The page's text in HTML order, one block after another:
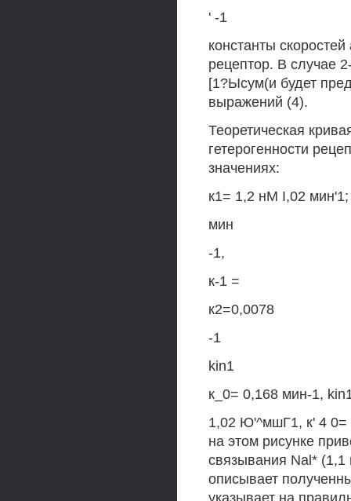
' -1
константы
рецептор. В случае
[1?Ысум(и будет
выражений (4).
Теоретическая
гетерогенности
значениях:
к1= 1,2 нМ I,02
мин
-1,
к-1 =
к2=0,0078
-1
kin1
к_0= 0,168 мин-1,
1,02 Ю'^мшГ1, к' 4 0=
на этом рисунке
связывания Nal* (1,1
описывает
указывает на